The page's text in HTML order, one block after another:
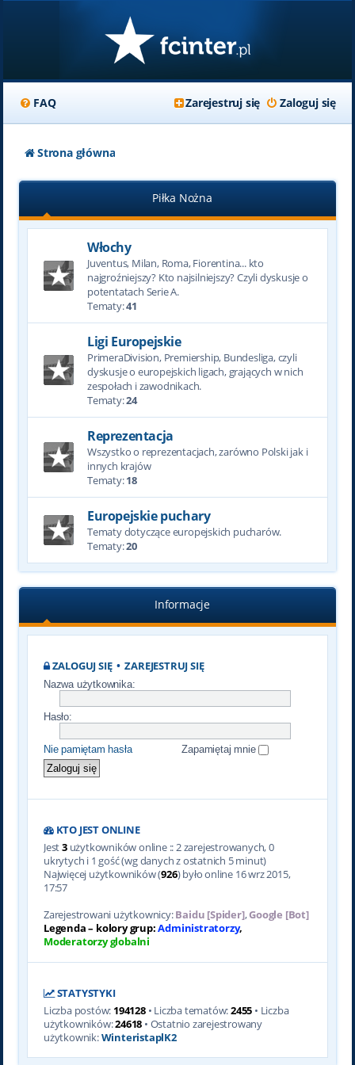
FAQ Zaloguj się
Zarejestruj się
Strona główna
Piłka Nożna
Włochy
Juventus, Milan, Roma, Fiorentina... kto
najgroźniejszy? Kto najsilniejszy? Czyli dyskusje o
potentatach Serie A.
Tematy:41
Ligi Europejskie
PrimeraDivision, Premiership, Bundesliga, czyli
dyskusje o europejskich ligach, grających w nich
zespołach i zawodnikach.
Tematy:24
Reprezentacja
Wszystko o reprezentacjach, zarówno Polski jak i
innych krajów
Tematy:18
Europejskie puchary
Tematy dotyczące europejskich pucharów.
Tematy:20
Informacje
ZALOGUJ SIĘ•ZAREJESTRUJ SIĘ
Nazwa użytkownika:
Hasło:
Nie pamiętam hasła Zapamiętaj mnie
KTO JEST ONLINE
Jest3użytkowników online :: 2 zarejestrowanych, 0
ukrytych i 1 gość (wg danych z ostatnich 5 minut)
Najwięcej użytkowników (926) było online 16 wrz 2015,
17:57
Zarejestrowani użytkownicy:Baidu [Spider],Google [Bot]
Legenda – kolory grup:Administratorzy,
Moderatorzy globalni
STATYSTYKI
Liczba postów: 194128• Liczba tematów:2455 • Liczba
użytkowników:24618 • Ostatnio zarejestrowany
użytkownik:WinteristaplK2